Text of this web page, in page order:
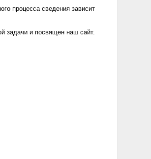
процесса сведения зависит
задачи и посвящен наш сайт.